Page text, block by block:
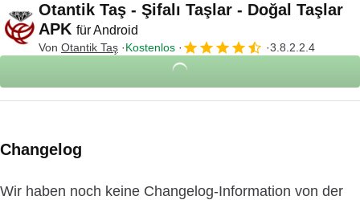
Otantik Taş - Şifalı Taşlar - Doğal Taşlar
APK für Android
Von Otantik Taş Kostenlos 3.8.2.2.4
Changelog
Wir haben noch keine Changelog-Information von der